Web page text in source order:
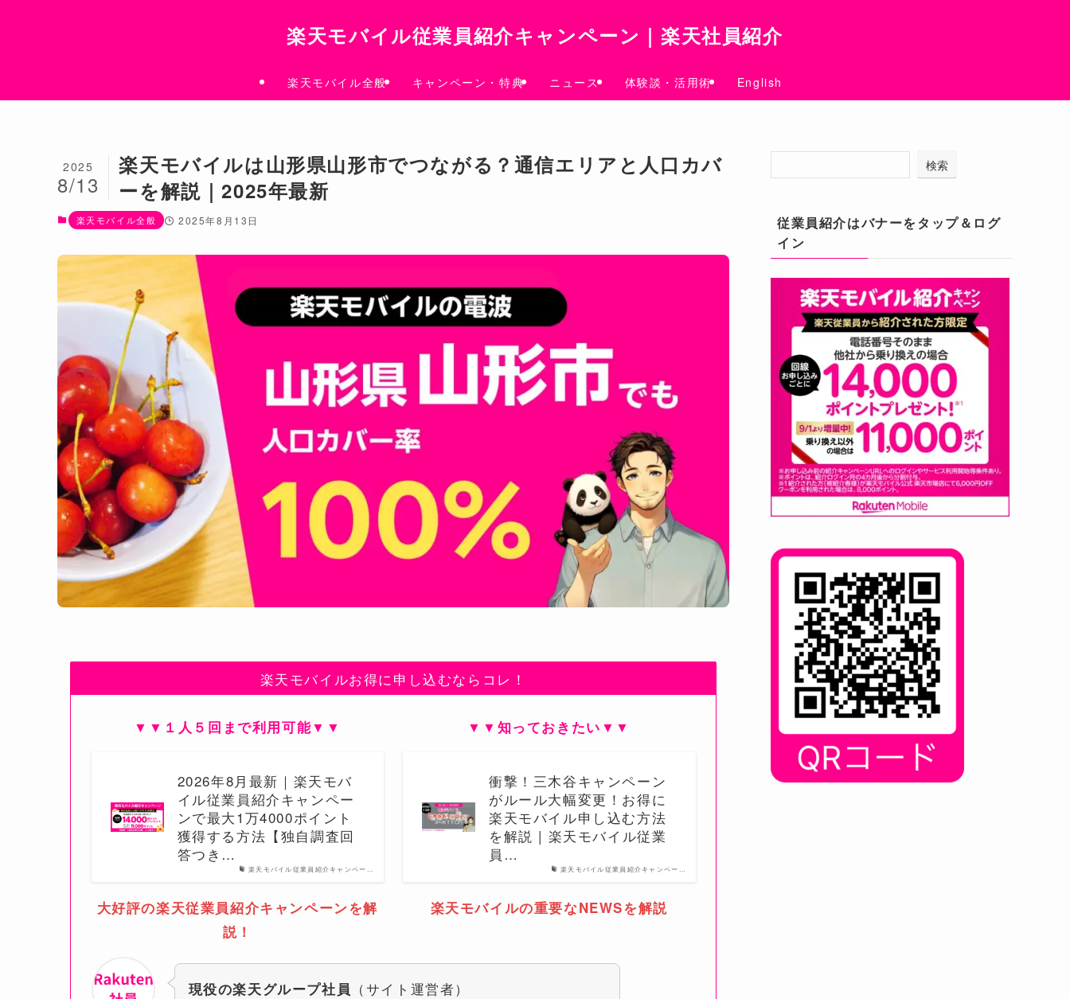
楽天モバイル従業員紹介キャンペーン｜楽天社員紹介
楽天モバイル全般 キャンペーン・特典 ニュース 体験談・活用術 English
楽天モバイルは山形県山形市でつながる？通信エリアと人口カバ
ーを解説｜2025年最新
2025
8/13
楽天モバイル全般 2025年8月13日
楽天モバイルお得に申し込むならコレ！
▼▼１人５回まで利用可能▼▼
楽天モバイル従業員紹介キャンペー…
2026年8月最新｜楽天モバ
イル従業員紹介キャンペー
ンで最大1万4000ポイント
獲得する方法【独自調査回
答つき…
大好評の楽天従業員紹介キャンペーンを解
説！
▼▼知っておきたい▼▼
楽天モバイル従業員紹介キャンペー…
衝撃！三木谷キャンペーン
がルール大幅変更！お得に
楽天モバイル申し込む方法
を解説 | 楽天モバイル従業
員…
楽天モバイルの重要なNEWSを解説
現役の楽天グループ社員 （サイト運営者）
検索
従業員紹介はバナーをタップ＆ログ
イン